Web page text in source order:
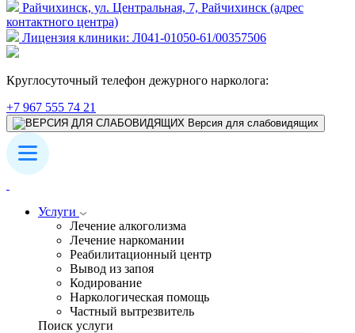
Райчихинск, ул. Центральная, 7, Райчихинск (адрес
контактного центра)
Лицензия клиники: Л041-01050-61/00357506
Круглосуточный телефон дежурного нарколога:
+7 967 555 74 21
Версия для слабовидящих
Услуги
Лечение алкоголизма
Лечение наркомании
Реабилитационный центр
Вывод из запоя
Кодирование
Наркологическая помощь
Частный вытрезвитель
Поиск услуги